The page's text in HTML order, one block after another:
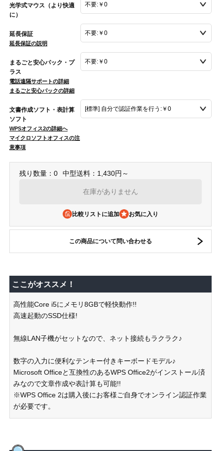
光学式マウス（より快適
に）
延長保証
延長保証の説明
まるごと安心パック・プ
ラス
電話遠隔サポートの詳細
まるごと安心パックの詳細
文書作成ソフト・表計算
ソフト
WPSオフィス2の詳細へ
マイクロソフトオフィスの注
意事項
残り数量：0 中型送料：1,430円～
在庫がありません
比較リストに追加
この商品について問い合わせる
ここがオススメ！
高性能Core i5にメモリ8GBで軽快動作!!
高速起動のSSD仕様!
無線LAN子機がセットなので、ネット接続もラクラク♪
数字の入力に便利なテンキー付きキーボードモデル♪
Microsoft Officeと互換性のあるWPS Office2がインストール済
みなので文章作成や表計算も可能!!
※WPS Office 2は購入後にお客様ご自身でオンライン認証作業
が必要です。